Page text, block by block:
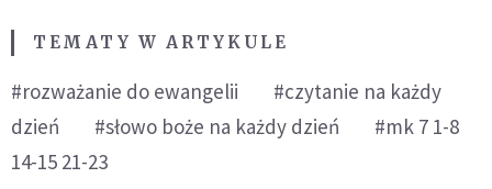
TEMATY W ARTYKULE
#rozważanie do ewangelii
#czytanie na każdy
dzień
#słowo boże na każdy dzień
#mk 7 1-8
14-15 21-23